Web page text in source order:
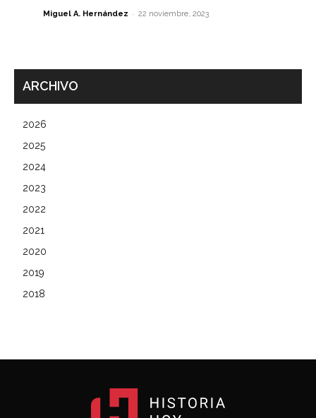
Miguel A. Hernández - 22 noviembre, 2023
ARCHIVO
2026
2025
2024
2023
2022
2021
2020
2019
2018